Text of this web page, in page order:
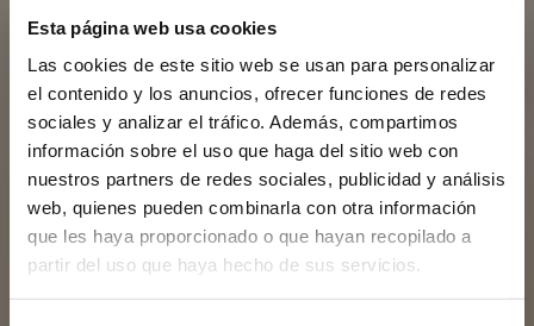
Esta página web usa cookies
Las cookies de este sitio web se usan para personalizar
el contenido y los anuncios, ofrecer funciones de redes
sociales y analizar el tráfico. Además, compartimos
información sobre el uso que haga del sitio web con
nuestros partners de redes sociales, publicidad y análisis
web, quienes pueden combinarla con otra información
que les haya proporcionado o que hayan recopilado a
partir del uso que haya hecho de sus servicios.
CASOS DE ESTUDIO
DESCUBRE
COMO TE PODEMOS
AYUDAR